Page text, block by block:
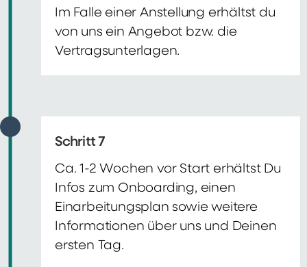
Im Falle einer Anstellung erhältst du
von uns ein Angebot bzw. die
Vertragsunterlagen.
Schritt 7
Ca. 1-2 Wochen vor Start erhältst Du
Infos zum Onboarding, einen
Einarbeitungsplan sowie weitere
Informationen über uns und Deinen
ersten Tag.